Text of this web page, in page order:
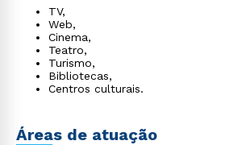
TV,
Web,
Cinema,
Teatro,
Turismo,
Bibliotecas,
Centros culturais.
Áreas de atuação